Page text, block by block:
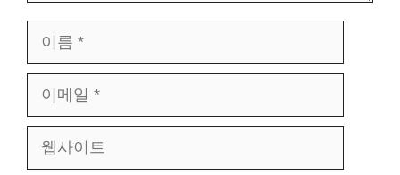
름
메
사